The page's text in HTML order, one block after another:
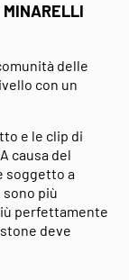
delle
con un
e le clip di
causa del
soggetto a
più
perfettamente
deve